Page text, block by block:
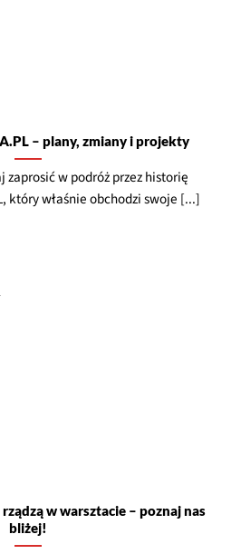
– plany, zmiany i projekty
zaprosić w podróż przez historię
który właśnie obchodzi swoje [...]
w warsztacie – poznaj nas
bliżej!